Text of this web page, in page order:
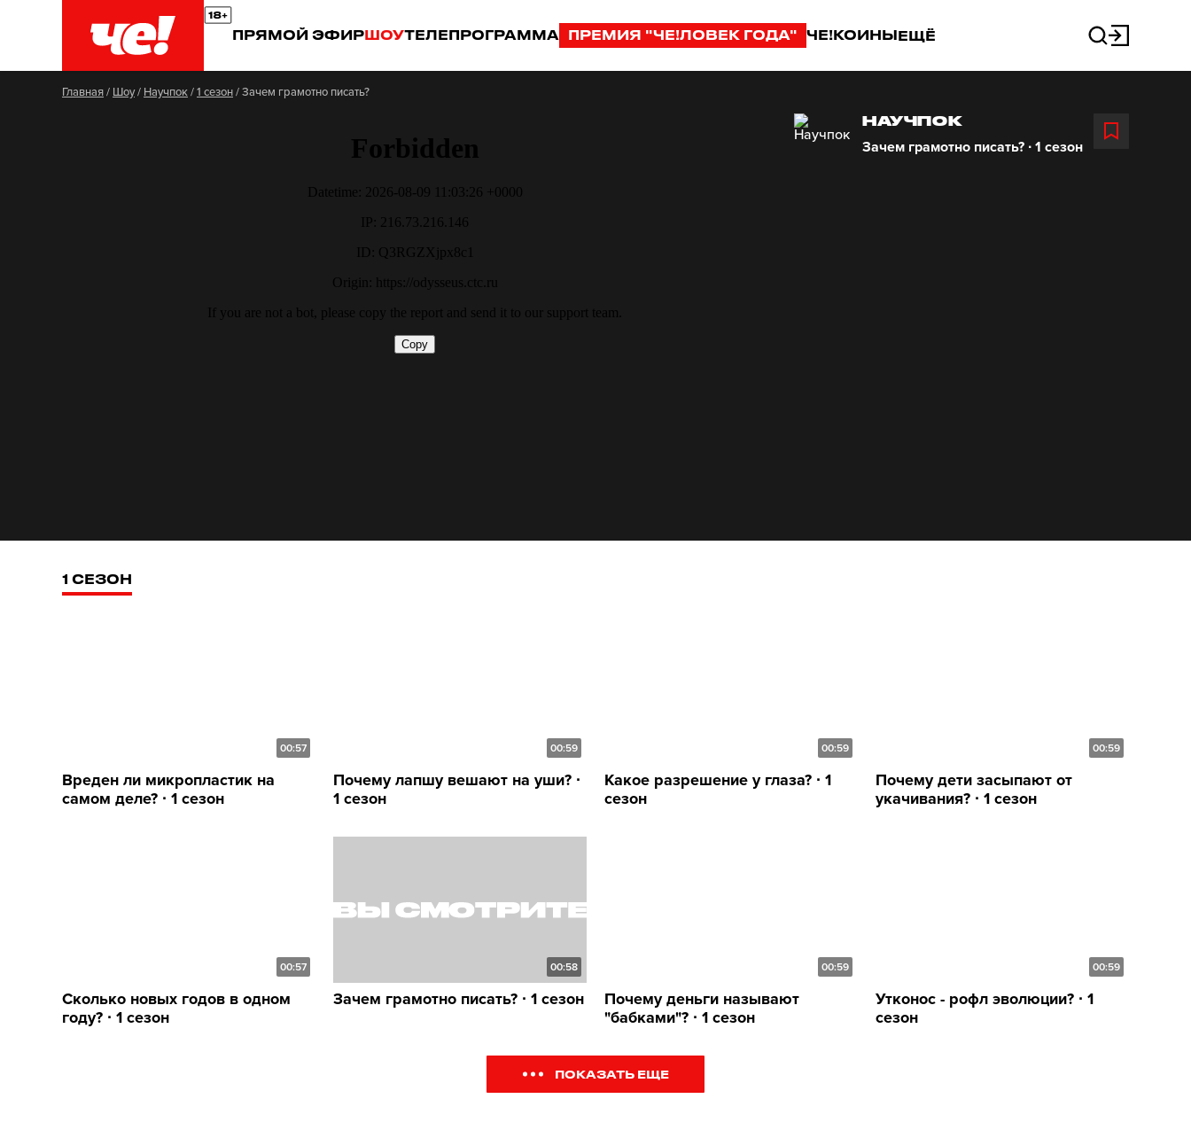
ПРЯМОЙ ЭФИРШОУТЕЛЕПРОГРАММА ПРЕМИЯ "ЧЕ!ЛОВЕК ГОДА" ЧЕ!КОИНЫЕЩЁ
Главная/ Шоу/ Научпок/1 сезон/Зачем грамотно писать?
НАУЧПОК
Зачем грамотно писать? ∙ 1 сезон
1 СЕЗОН
00:57
Вреден ли микропластик на
самом деле? ∙ 1 сезон
00:59
Почему лапшу вешают на уши? ∙
1 сезон
00:59
Какое разрешение у глаза? ∙ 1
сезон
00:59
Почему дети засыпают от
укачивания? ∙ 1 сезон
00:57
Сколько новых годов в одном
году? ∙ 1 сезон
00:58
Зачем грамотно писать? ∙ 1 сезон
00:59
Почему деньги называют
"бабками"? ∙ 1 сезон
00:59
Утконос - рофл эволюции? ∙ 1
сезон
ПОКАЗАТЬ ЕЩЕ